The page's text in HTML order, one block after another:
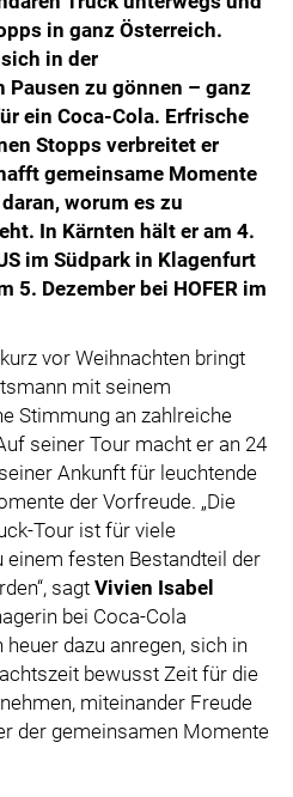
in ganz Österreich.
in der
zu gönnen – ganz
ein Coca-Cola. Erfrische
Stopps verbreitet er
gemeinsame Momente
worum es zu
In Kärnten hält er am 4.
im Südpark in Klagenfurt
5. Dezember bei HOFER im
vor Weihnachten bringt
mit seinem
Stimmung an zahlreiche
seiner Tour macht er an 24
Ankunft für leuchtende
der Vorfreude. „Die
Tour ist für viele
festen Bestandteil der
sagt Vivien Isabel
bei Coca-Cola
dazu anregen, sich in
bewusst Zeit für die
miteinander Freude
der gemeinsamen Momente